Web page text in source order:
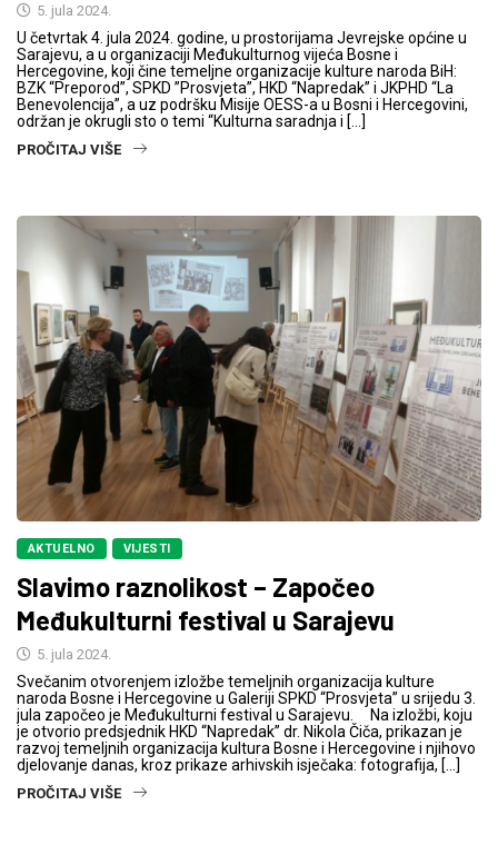
5. jula 2024.
U četvrtak 4. jula 2024. godine, u prostorijama Jevrejske općine u
Sarajevu, a u organizaciji Međukulturnog vijeća Bosne i
Hercegovine, koji čine temeljne organizacije kulture naroda BiH:
BZK “Preporod”, SPKD ”Prosvjeta”, HKD “Napredak” i JKPHD “La
Benevolencija”, a uz podršku Misije OESS-a u Bosni i Hercegovini,
održan je okrugli sto o temi “Kulturna saradnja i […]
PROČITAJ VIŠE
AKTUELNO VIJESTI
Slavimo raznolikost – Započeo
Međukulturni festival u Sarajevu
5. jula 2024.
Svečanim otvorenjem izložbe temeljnih organizacija kulture
naroda Bosne i Hercegovine u Galeriji SPKD “Prosvjeta” u srijedu 3.
jula započeo je Međukulturni festival u Sarajevu. Na izložbi, koju
je otvorio predsjednik HKD “Napredak” dr. Nikola Čiča, prikazan je
razvoj temeljnih organizacija kultura Bosne i Hercegovine i njihovo
djelovanje danas, kroz prikaze arhivskih isječaka: fotografija, […]
PROČITAJ VIŠE